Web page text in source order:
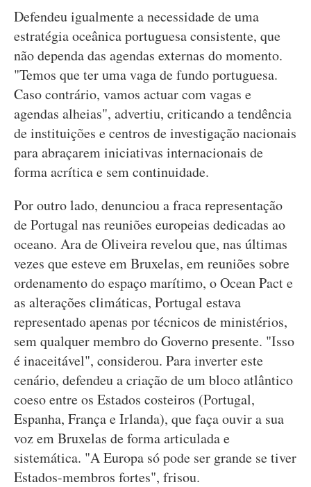
Defendeu igualmente a necessidade de uma
estratégia oceânica portuguesa consistente, que
não dependa das agendas externas do momento.
"Temos que ter uma vaga de fundo portuguesa.
Caso contrário, vamos actuar com vagas e
agendas alheias", advertiu, criticando a tendência
de instituições e centros de investigação nacionais
para abraçarem iniciativas internacionais de
forma acrítica e sem continuidade.
Por outro lado, denunciou a fraca representação
de Portugal nas reuniões europeias dedicadas ao
oceano. Ara de Oliveira revelou que, nas últimas
vezes que esteve em Bruxelas, em reuniões sobre
ordenamento do espaço marítimo, o Ocean Pact e
as alterações climáticas, Portugal estava
representado apenas por técnicos de ministérios,
sem qualquer membro do Governo presente. "Isso
é inaceitável", considerou. Para inverter este
cenário, defendeu a criação de um bloco atlântico
coeso entre os Estados costeiros (Portugal,
Espanha, França e Irlanda), que faça ouvir a sua
voz em Bruxelas de forma articulada e
sistemática. "A Europa só pode ser grande se tiver
Estados-membros fortes", frisou.